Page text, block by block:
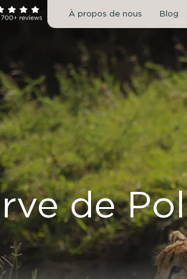
À propos de nous Blog
de